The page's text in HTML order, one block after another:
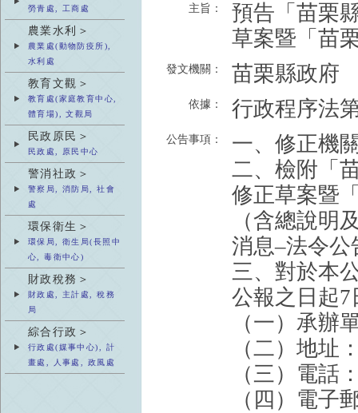
勞青處, 工商處
農業水利＞
農業處(動物防疫所),
水利處
教育文觀＞
教育處(家庭教育中心,
體育場), 文觀局
民政原民＞
民政處, 原民中心
警消社政＞
警察局, 消防局, 社會
處
環保衛生＞
環保局, 衛生局(長照中
心, 毒衛中心)
財政稅務＞
財政處, 主計處, 稅務
局
綜合行政＞
行政處(媒事中心), 計
畫處, 人事處, 政風處
主旨：
預告「苗栗
草案暨「苗
發文機關： 苗栗縣政府
依據： 行政程序法
公告事項：
一、修正機
二、檢附「
修正草案暨
（含總說明
消息–法令
三、對於本
公報之日起
（一）承辦
（二）地址
（三）電話
（四）電子